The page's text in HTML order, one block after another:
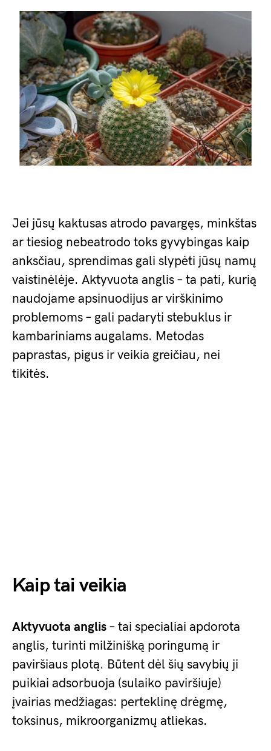
Jei jūsų kaktusas atrodo pavargęs, minkštas
ar tiesiog nebeatrodo toks gyvybingas kaip
anksčiau, sprendimas gali slypėti jūsų namų
vaistinėlėje. Aktyvuota anglis – ta pati, kurią
naudojame apsinuodijus ar virškinimo
problemoms – gali padaryti stebuklus ir
kambariniams augalams. Metodas
paprastas, pigus ir veikia greičiau, nei
tikitės.
Kaip tai veikia
Aktyvuota anglis – tai specialiai apdorota
anglis, turinti milžinišką poringumą ir
paviršiaus plotą. Būtent dėl šių savybių ji
puikiai adsorbuoja (sulaiko paviršiuje)
įvairias medžiagas: perteklinę drėgmę,
toksinus, mikroorganizmų atliekas.